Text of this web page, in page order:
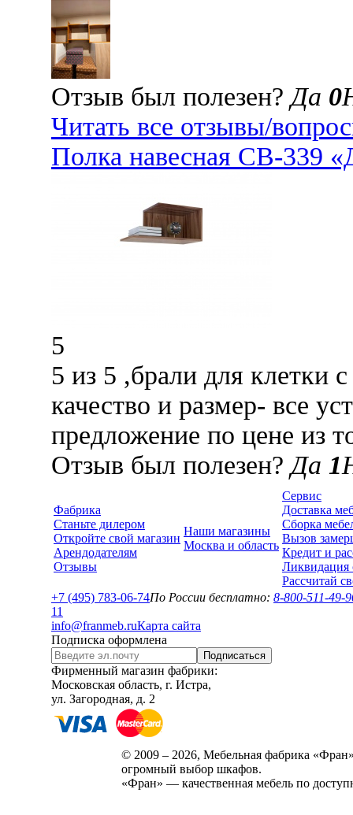
Отзыв был полезен?Да 0
Читать все отзывы/
Полка навесная СВ-339
5
5 из 5 ,брали для клетки
качество и размер- все
предложение по цене из
Отзыв был полезен?Да 1
Фабрика
Станьте дилером
Откройте свой магазин
Арендодателям
Отзывы
Наши магазины
Москва и область
Сервис
Доставка
Сборка
Вызов
Кредит и
Ликвидация
Рассчитай
+7 (495) 783-06-74По России бесплатно: 8-800-511-49-
11
info@franmeb.ruКарта сайта
Подписка оформлена
Подписаться
Фирменный магазин фабрики:
Московская область, г. Истра,
ул. Загородная, д. 2
© 2009 – 2026, Мебельная фабрика
огромный выбор шкафов.
«Фран» — качественная мебель по